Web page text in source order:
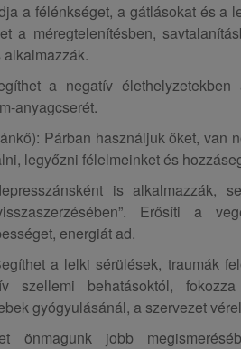
a félénkséget, a gátlásokat és a
a méregtelenítésben,
a negatív
anyagcserét.
Párban használjuk őket, van
legyőzni félelmeinket és
is alkalmazzák,
Erősíti a
energiát ad.
a lelki sérülések, traumák
szellemi behatásoktól,
gyógyulásánál, a szervezet
önmagunk jobb